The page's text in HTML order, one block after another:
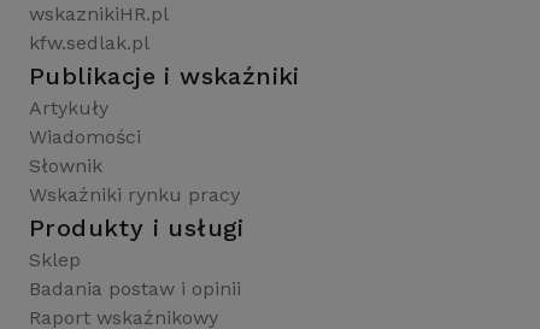
wskaznikiHR.pl
kfw.sedlak.pl
Publikacje i wskaźniki
Artykuły
Wiadomości
Słownik
Wskaźniki rynku pracy
Produkty i usługi
Sklep
Badania postaw i opinii
Raport wskaźnikowy